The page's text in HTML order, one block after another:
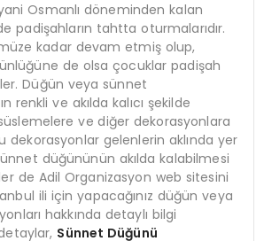
Osmanlı döneminden kalan
padişahların tahtta oturmalarıdır.
kadar devam etmiş olup,
de olsa çocuklar padişah
Düğün veya sünnet
renkli ve akılda kalıcı şekilde
ve diğer dekorasyonlara
dekorasyonlar gelenlerin aklında yer
düğününün akılda kalabilmesi
de Adil Organizasyon web sitesini
ili için yapacağınız düğün veya
hakkında detaylı bilgi
Sünnet Düğünü